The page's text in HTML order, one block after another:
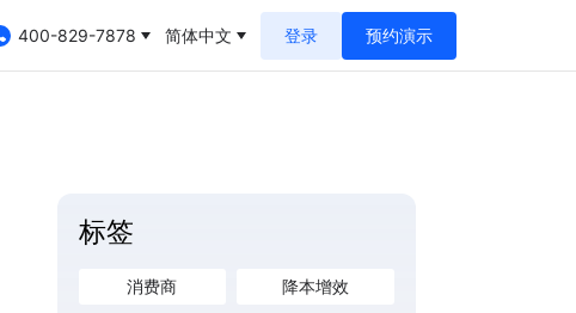
400-829-7878 简体中文 登录 预约演示
标签
消费商 降本增效